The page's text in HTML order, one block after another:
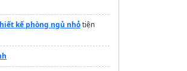
kế phòng ngủ nhỏtiện